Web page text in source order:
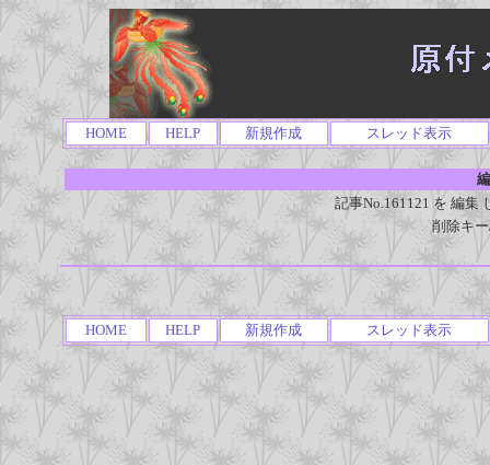
HOME HELP 新規作成 スレッド表示
記事No.161121 を 編集
削除キ
HOME HELP 新規作成 スレッド表示